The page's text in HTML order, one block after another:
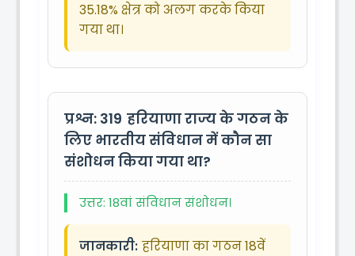
35.18% क्षेत्र को अलग करके किया
गया था।
प्रश्न: 319 हरियाणा राज्य के गठन के
लिए भारतीय संविधान में कौन सा
संशोधन किया गया था?
उत्तर: 18वां संविधान संशोधन।
जानकारी: हरियाणा का गठन 18वें